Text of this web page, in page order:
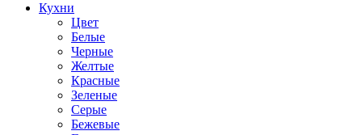
Кухни
Цвет
Белые
Черные
Желтые
Красные
Зеленые
Серые
Бежевые